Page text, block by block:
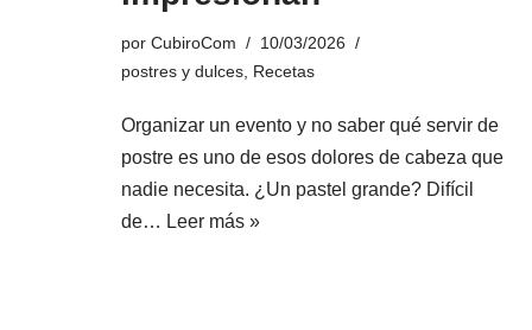
por CubiroCom
10/03/2026
postres y dulces, Recetas
Organizar un evento y no saber qué servir de
postre es uno de esos dolores de cabeza que
nadie necesita. ¿Un pastel grande? Difícil
de… Leer más »